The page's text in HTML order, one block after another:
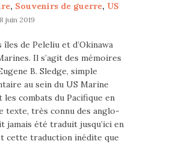
, Souvenirs de guerre, US
juin 2019
îles de Peleliu et d’Okinawa
Il s’agit des mémoires
B. Sledge, simple
au sein du US Marine
combats du Pacifique en
texte, très connu des anglo-
jamais été traduit jusqu’ici en
cette traduction inédite que